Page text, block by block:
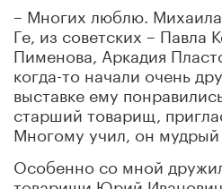
– Многих люблю.
Ге, из советских – Павла
Пименова, Аркадия
когда-то начали очень
выставке ему
старший товарищ,
Многому учил, он мудрый
Особенно со мной